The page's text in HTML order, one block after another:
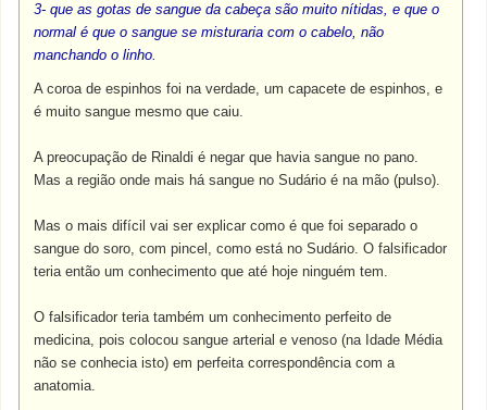
3- que as gotas de sangue da cabeça são muito nítidas, e que o
normal é que o sangue se misturaria com o cabelo, não
manchando o linho.
A coroa de espinhos foi na verdade, um capacete de espinhos, e
é muito sangue mesmo que caiu.
A preocupação de Rinaldi é negar que havia sangue no pano.
Mas a região onde mais há sangue no Sudário é na mão (pulso).
Mas o mais difícil vai ser explicar como é que foi separado o
sangue do soro, com pincel, como está no Sudário. O falsificador
teria então um conhecimento que até hoje ninguém tem.
O falsificador teria também um conhecimento perfeito de
medicina, pois colocou sangue arterial e venoso (na Idade Média
não se conhecia isto) em perfeita correspondência com a
anatomia.